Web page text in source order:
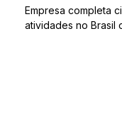
Empresa completa
atividades no Brasil